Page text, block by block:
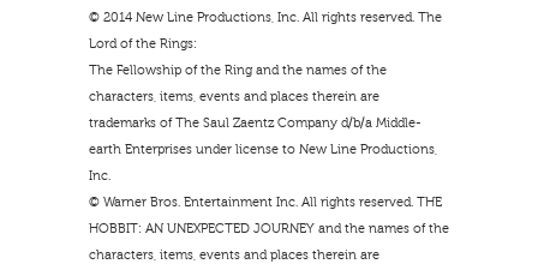
© 2014 New Line Productions, Inc. All rights reserved. The
Lord of the Rings:
The Fellowship of the Ring and the names of the
characters, items, events and places therein are
trademarks of The Saul Zaentz Company d/b/a Middle-
earth Enterprises under license to New Line Productions,
Inc.
© Warner Bros. Entertainment Inc. All rights reserved. THE
HOBBIT: AN UNEXPECTED JOURNEY and the names of the
characters, items, events and places therein are